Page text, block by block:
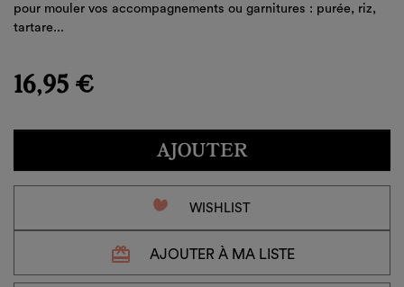
pour mouler vos accompagnements ou garnitures : purée, riz,
tartare...
16,95 €
AJOUTER
favorite_border WISHLIST
redeem AJOUTER À MA LISTE